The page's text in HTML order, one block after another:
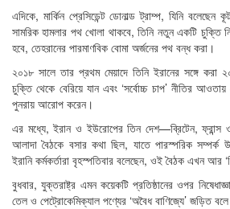
এদিকে, মার্কিন প্রেসিডেন্ট ডোনাল্ড ট্রাম্প, যিনি বলেছেন
সামরিক হামলার পথ খোলা থাকবে, তিনি নতুন একটি চুক্তি
হবে, তেহরানের পারমাণবিক বোমা অর্জনের পথ বন্ধ করা।
২০১৮ সালে তার প্রথম মেয়াদে তিনি ইরানের সঙ্গে করা
চুক্তি থেকে বেরিয়ে যান এবং ‘সর্বোচ্চ চাপ’ নীতির
পুনরায় আরোপ করেন।
এর মধ্যে, ইরান ও ইউরোপের তিন দেশ—ব্রিটেন, ফ্রান্স
আলাদা বৈঠকে বসার কথা ছিল, যাতে পারস্পরিক
ইরানি কর্মকর্তারা বৃহস্পতিবার বলেছেন, ওই বৈঠক এখন আর
বুধবার, যুক্তরাষ্ট্র এমন কয়েকটি প্রতিষ্ঠানের ওপর
তেল ও পেট্রোকেমিক্যাল পণ্যের ‘অবৈধ বাণিজ্যে’ জড়িত